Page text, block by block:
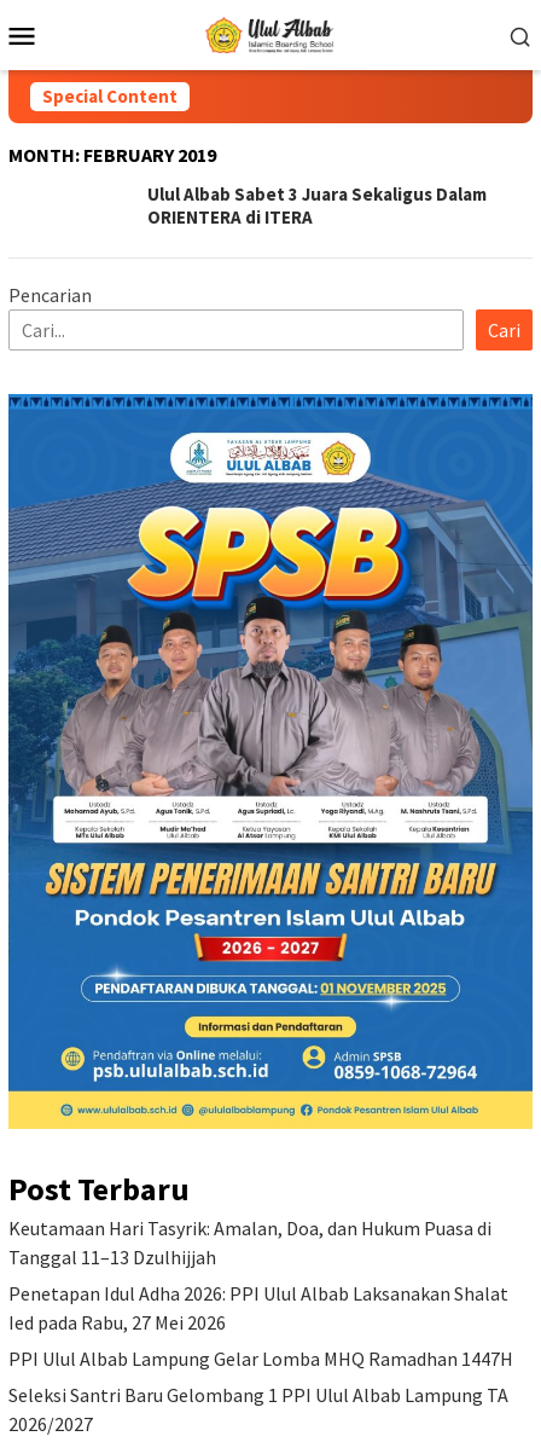
Special Content
MONTH: FEBRUARY 2019
Ulul Albab Sabet 3 Juara Sekaligus Dalam
ORIENTERA di ITERA
Pencarian
Cari
Post Terbaru
Keutamaan Hari Tasyrik: Amalan, Doa, dan Hukum Puasa di
Tanggal 11–13 Dzulhijjah
Penetapan Idul Adha 2026: PPI Ulul Albab Laksanakan Shalat
Ied pada Rabu, 27 Mei 2026
PPI Ulul Albab Lampung Gelar Lomba MHQ Ramadhan 1447H
Seleksi Santri Baru Gelombang 1 PPI Ulul Albab Lampung TA
2026/2027